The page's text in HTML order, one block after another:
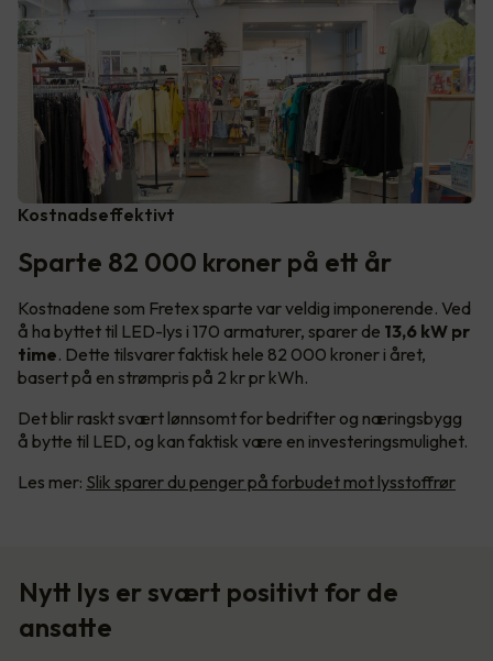
Kostnadseffektivt
Sparte 82 000 kroner på ett år
Kostnadene som Fretex sparte var veldig imponerende. Ved
å ha byttet til LED-lys i 170 armaturer, sparer de 13,6 kW pr
time. Dette tilsvarer faktisk hele 82 000 kroner i året,
basert på en strømpris på 2 kr pr kWh.
Det blir raskt svært lønnsomt for bedrifter og næringsbygg
å bytte til LED, og kan faktisk være en investeringsmulighet.
Les mer: Slik sparer du penger på forbudet mot lysstoffrør
Nytt lys er svært positivt for de
ansatte